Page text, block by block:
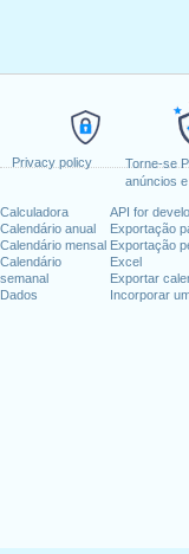
Privacy policy
Torne-se
anúncios
Calculadora
Calendário anual
Calendário mensal
Calendário
semanal
Dados
API for
Exportação
Exportação
Excel
Exportar
Incorporar